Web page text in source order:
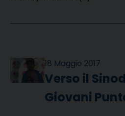
18 Maggio 2017
Verso il
Giovani